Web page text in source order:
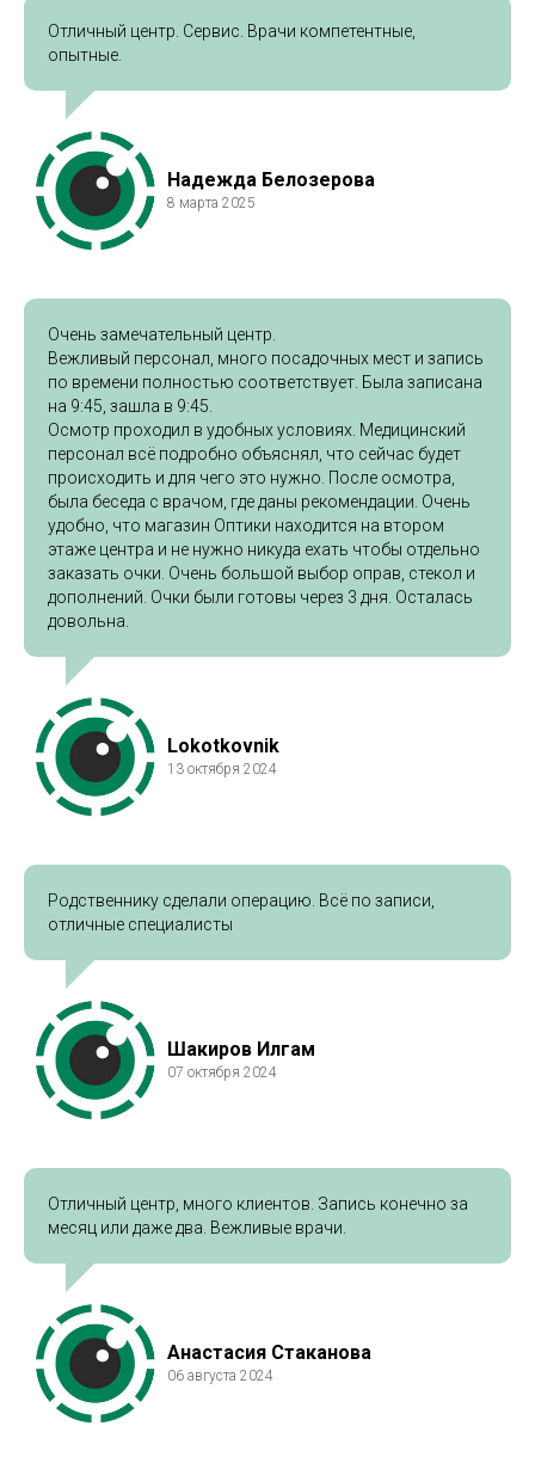
Отличный центр. Сервис. Врачи компетентные,
опытные.
Надежда Белозерова
8 марта 2025
Очень замечательный центр.
Вежливый персонал, много посадочных мест и запись
по времени полностью соответствует. Была записана
на 9:45, зашла в 9:45.
Осмотр проходил в удобных условиях. Медицинский
персонал всё подробно объяснял, что сейчас будет
происходить и для чего это нужно. После осмотра,
была беседа с врачом, где даны рекомендации. Очень
удобно, что магазин Оптики находится на втором
этаже центра и не нужно никуда ехать чтобы отдельно
заказать очки. Очень большой выбор оправ, стекол и
дополнений. Очки были готовы через 3 дня. Осталась
довольна.
Lokotkovnik
13 октября 2024
Родственнику сделали операцию. Всё по записи,
отличные специалисты
Шакиров Илгам
07 октября 2024
Отличный центр, много клиентов. Запись конечно за
месяц или даже два. Вежливые врачи.
Анастасия Стаканова
06 августа 2024